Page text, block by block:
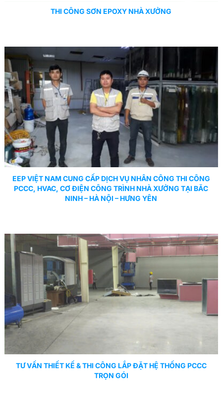
THI CÔNG SƠN EPOXY NHÀ XƯỞNG
EEP VIỆT NAM CUNG CẤP DỊCH VỤ NHÂN CÔNG THI CÔNG
PCCC, HVAC, CƠ ĐIỆN CÔNG TRÌNH NHÀ XƯỞNG TẠI BĂC
NINH – HÀ NỘI – HƯNG YÊN
TƯ VẤN THIẾT KẾ & THI CÔNG LẮP ĐẶT HỆ THỐNG PCCC
TRỌN GÓI